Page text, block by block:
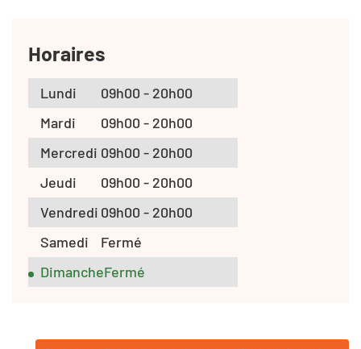
Horaires
Lundi
09h00 - 20h00
Mardi
09h00 - 20h00
Mercredi 09h00 - 20h00
Jeudi
09h00 - 20h00
Vendredi 09h00 - 20h00
Samedi
Fermé
DimancheFermé